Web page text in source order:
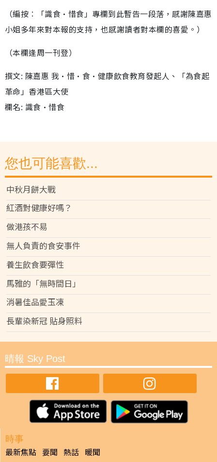
（編按︰「識食•惜食」專欄到此暫告一段落，感謝陳嘉惠
小姐多年來對本報的支持，也感謝讀者對本欄的喜愛。）
（本欄逢周一刊登）
撰文: 陳嘉惠 我•惜•食•健康飲食教育發起人、「為食起
革命」香港區大使
欄名: 識食•惜食
您也可能喜歡...
中秋月餅大戰
紅酒對健康好嗎？
做港孩不易
無人負責的食安事件
養生飲食要彈性
馬雅的「無時間日」
消暑佳品愛玉凍
長輩染新冠 貼身照料
晴報 Sky Post
時事
最新焦點 要聞 熱話 暖聞